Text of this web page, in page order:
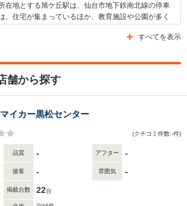
在地とする旭ケ丘駅は、仙台市地下鉄南北線の停車
、住宅が集まっているほか、教育施設や公園が多く
大規模公園である台原森林公園があるほか、南光台
園、緑ケ丘第二幼稚園、南光台保育園などが点在し
には、仙台市営バスや宮城交通が発着するバスター
ます。道路に関しては、県道22号線などが利用可能
すべてを表示
舗から探す
イカー黒松センター
(クチコミ件数:-件)
品質 - アフター -
接客 - 雰囲気 -
掲載台数 22台